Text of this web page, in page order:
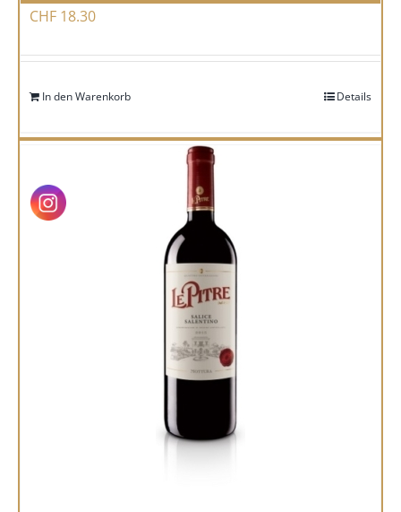
CHF 18.30
In den Warenkorb Details